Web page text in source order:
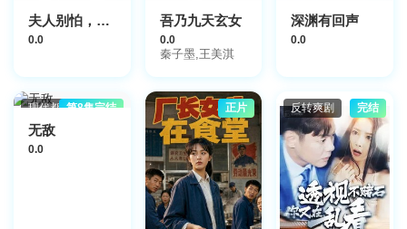
夫人别怕，你相公我曾横扫天下
0.0
吾乃九天玄女
0.0
秦子墨,王美淇
深渊有回声
0.0
现代都市第8集完结
无敌
0.0
正片 反转爽剧 完结